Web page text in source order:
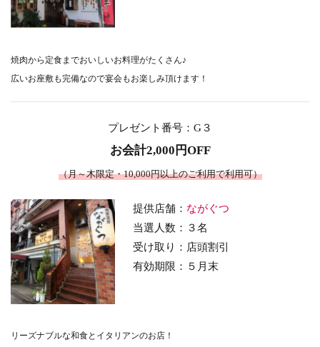
焼肉から定食までおいしいお料理がたくさん♪
広いお座敷も完備なので宴会もお楽しみ頂けます！
プレゼント番号 ：G３
お会計2,000円OFF
（月～木限定・10,000円以上のご利用で利用可）
提供店舗： ながぐつ
当選人数：３名
受け取り：店頭割引
有効期限：５月末
リーズナブルな和食とイタリアンのお店！